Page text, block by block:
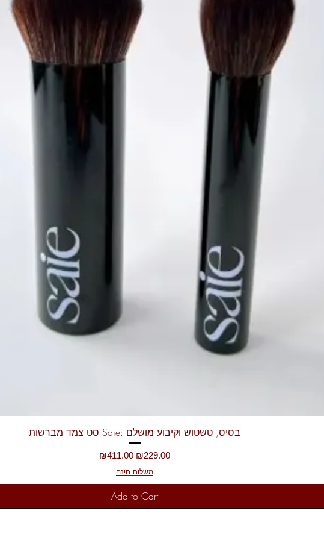
Quick View
סט צמד מברשות Saie: בסיס, טשטוש וקיבוע מושלם
Regular Price
₪411.00 Sale Price
₪229.00
משלוח חינם
Add to Cart